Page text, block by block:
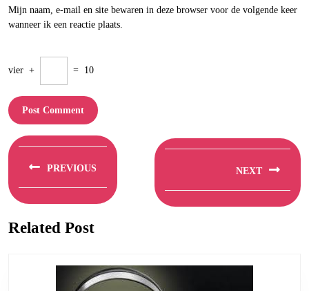
Mijn naam, e-mail en site bewaren in deze browser voor de volgende keer
wanneer ik een reactie plaats.
vier + = 10
Berichtnavigatie
PREVIOUS
post:
NEXT
post:
Related Post